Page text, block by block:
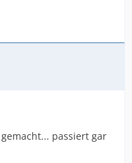
passiert gar